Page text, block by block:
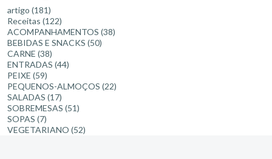
artigo (181)
Receitas (122)
ACOMPANHAMENTOS (38)
BEBIDAS E SNACKS (50)
CARNE (38)
ENTRADAS (44)
PEIXE (59)
PEQUENOS-ALMOÇOS (22)
SALADAS (17)
SOBREMESAS (51)
SOPAS (7)
VEGETARIANO (52)